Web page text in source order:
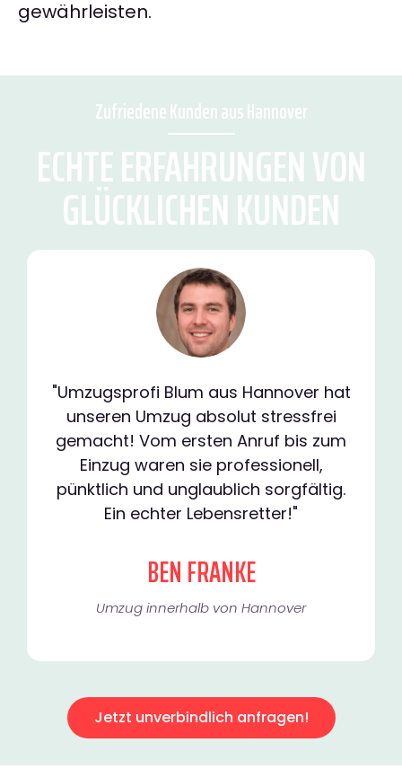
gewährleisten.
Zufriedene Kunden aus Hannover
ECHTE ERFAHRUNGEN VON
GLÜCKLICHEN KUNDEN
"Umzugsprofi Blum aus Hannover hat
unseren Umzug absolut stressfrei
gemacht! Vom ersten Anruf bis zum
Einzug waren sie professionell,
pünktlich und unglaublich sorgfältig.
Ein echter Lebensretter!"
BEN FRANKE
Umzug innerhalb von Hannover​
Jetzt unverbindlich anfragen!